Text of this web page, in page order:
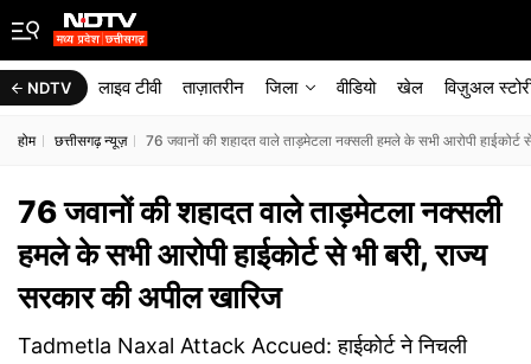
NDTV लाइव टीवी ताज़ातरीन जिला वीडियो खेल विज़ुअल
होम छत्तीसगढ़ न्यूज़ 76 जवानों की शहादत वाले ताड़मेटला नक्सली हमले के सभी आरोपी हाईकोर्ट
76 जवानों की शहादत वाले ताड़मेटला नक्सली
हमले के सभी आरोपी हाईकोर्ट से भी बरी, राज्य
सरकार की अपील खारिज
Tadmetla Naxal Attack Accued: हाईकोर्ट ने निचली